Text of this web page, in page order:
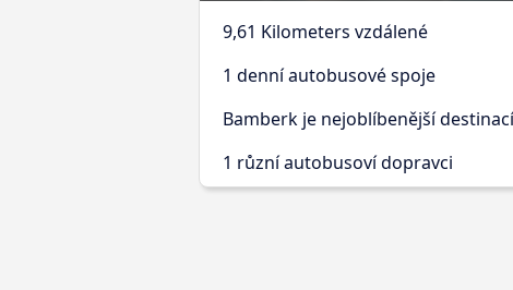
9,61 Kilometers vzdálené
1 denní autobusové spoje
Bamberk je nejoblíbenější destinací
1 různí autobusoví dopravci